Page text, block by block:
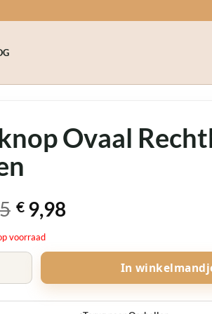
Ovaal
€ 9,98
voorraad
Rechthoek Groen aantal
In